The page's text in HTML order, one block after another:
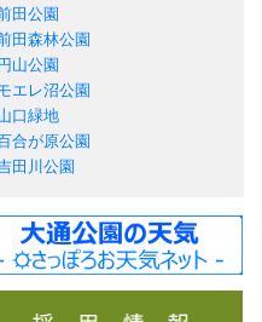
田公園
田森林公園
円山公園
エレ沼公園
口緑地
合が原公園
田川公園